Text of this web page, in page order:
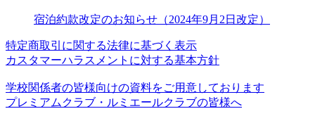
宿泊約款改定のお知らせ（2024年9月2日改定）
特定商取引に関する法律に基づく表示
カスタマーハラスメントに対する基本方針
学校関係者の皆様向けの資料をご用意しております
プレミアムクラブ・ルミエールクラブの皆様へ